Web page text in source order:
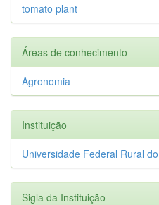
tomato plant
Áreas de conhecimento
Agronomia
Instituição
Universidade Federal Rural
Sigla da Instituição